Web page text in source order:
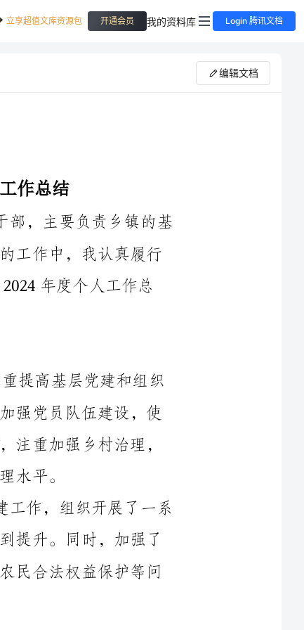
立享超值文库资源包 开通会员 我的资料库 Login 腾讯文档
编辑文档
在2024年度的工作中，我作为一名乡镇干部，主要负责乡镇的基
在2024年度的工作中，我加强了基层党建工作，组织开展了一系
在2024年度的工作中，我注重推动农村发展，努力促进农村经济